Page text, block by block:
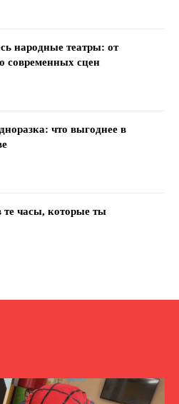
народные театры: от
современных сцен
что выгоднее в
те часы, которые ты